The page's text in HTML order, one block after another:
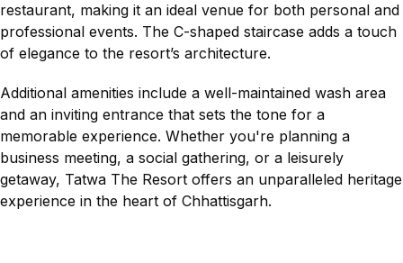
restaurant, making it an ideal venue for both personal and
professional events. The C-shaped staircase adds a touch
of elegance to the resort’s architecture.
Additional amenities include a well-maintained wash area
and an inviting entrance that sets the tone for a
memorable experience. Whether you're planning a
business meeting, a social gathering, or a leisurely
getaway, Tatwa The Resort offers an unparalleled heritage
experience in the heart of Chhattisgarh.